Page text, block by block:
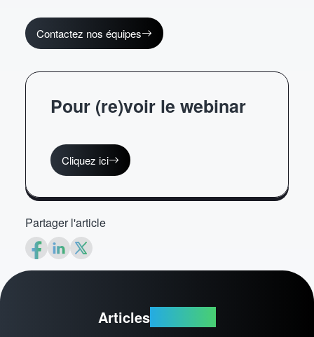
Contactez nos équipes
Pour (re)voir le webinar
Cliquez ici
Partager l'article
Articles